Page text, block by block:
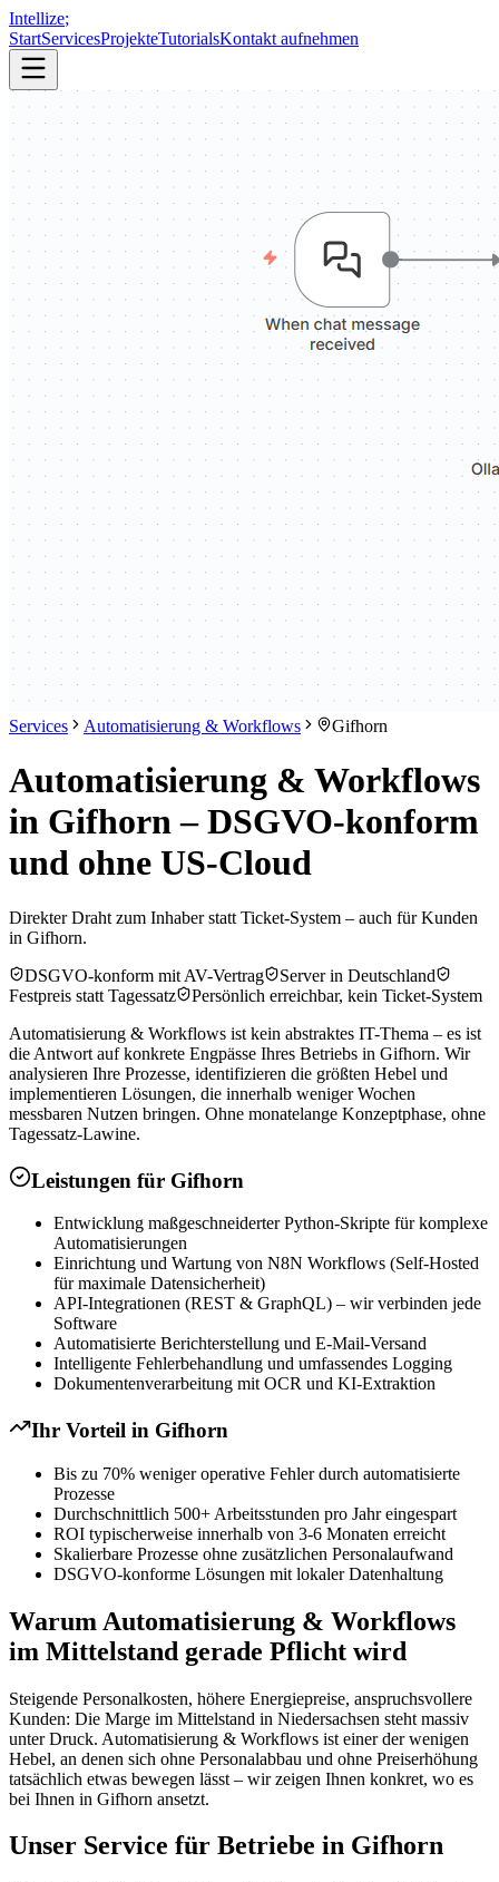
Intellize;
StartServicesProjekteTutorialsKontakt aufnehmen
Services Automatisierung & Workflows Gifhorn
Automatisierung & Workflows
in Gifhorn – DSGVO-konform
und ohne US-Cloud
Direkter Draht zum Inhaber statt Ticket-System – auch für Kunden
in Gifhorn.
DSGVO-konform mit AV-Vertrag
Server in Deutschland
Festpreis statt Tagessatz
Persönlich erreichbar, kein Ticket-System
Automatisierung & Workflows ist kein abstraktes IT-Thema – es ist
die Antwort auf konkrete Engpässe Ihres Betriebs in Gifhorn. Wir
analysieren Ihre Prozesse, identifizieren die größten Hebel und
implementieren Lösungen, die innerhalb weniger Wochen
messbaren Nutzen bringen. Ohne monatelange Konzeptphase, ohne
Tagessatz-Lawine.
Leistungen für Gifhorn
Entwicklung maßgeschneiderter Python-Skripte für komplexe
Automatisierungen
Einrichtung und Wartung von N8N Workflows (Self-Hosted
für maximale Datensicherheit)
API-Integrationen (REST & GraphQL) – wir verbinden jede
Software
Automatisierte Berichterstellung und E-Mail-Versand
Intelligente Fehlerbehandlung und umfassendes Logging
Dokumentenverarbeitung mit OCR und KI-Extraktion
Ihr Vorteil in Gifhorn
Bis zu 70% weniger operative Fehler durch automatisierte
Prozesse
Durchschnittlich 500+ Arbeitsstunden pro Jahr eingespart
ROI typischerweise innerhalb von 3-6 Monaten erreicht
Skalierbare Prozesse ohne zusätzlichen Personalaufwand
DSGVO-konforme Lösungen mit lokaler Datenhaltung
Warum Automatisierung & Workflows
im Mittelstand gerade Pflicht wird
Steigende Personalkosten, höhere Energiepreise, anspruchsvollere
Kunden: Die Marge im Mittelstand in Niedersachsen steht massiv
unter Druck. Automatisierung & Workflows ist einer der wenigen
Hebel, an denen sich ohne Personalabbau und ohne Preiserhöhung
tatsächlich etwas bewegen lässt – wir zeigen Ihnen konkret, wo es
bei Ihnen in Gifhorn ansetzt.
Unser Service für Betriebe in Gifhorn